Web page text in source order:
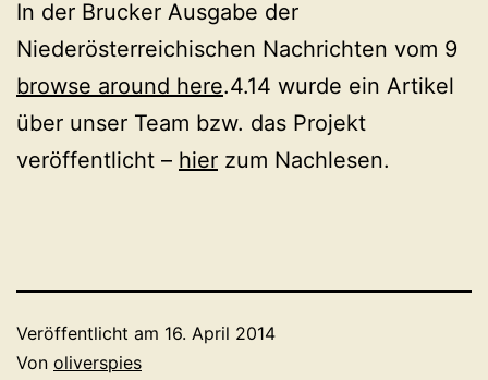
In der Brucker Ausgabe der
Niederösterreichischen Nachrichten vom 9
browse around here.4.14 wurde ein Artikel
über unser Team bzw. das Projekt
veröffentlicht – hier zum Nachlesen.
Veröffentlicht am 16. April 2014
Von oliverspies